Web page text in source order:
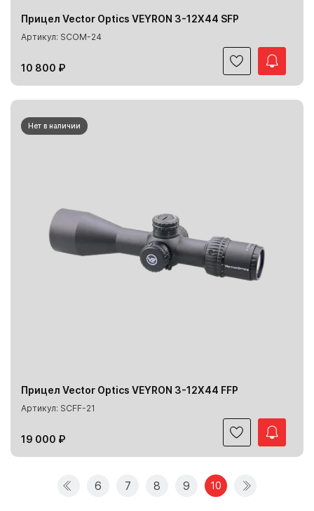
Прицел Vector Optics VEYRON 3-12X44 SFP
Артикул: SCOM-24
10 800 ₽
Нет в наличии
Прицел Vector Optics VEYRON 3-12X44 FFP
Артикул: SCFF-21
19 000 ₽
6 7 8 9 10